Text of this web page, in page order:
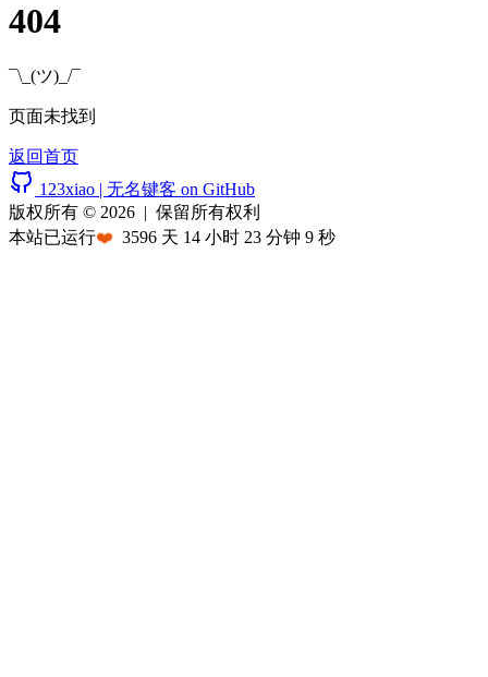
404
¯\_(ツ)_/¯
页面未找到
返回首页
123xiao | 无名键客 on GitHub
版权所有 © 2026 | 保留所有权利
本站已运行❤️ 3596 天 14 小时 23 分钟 9 秒